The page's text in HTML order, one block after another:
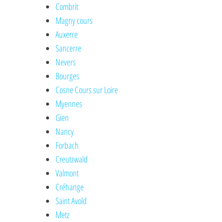
Combrit
Magny cours
Auxerre
Sancerre
Nevers
Bourges
Cosne Cours sur Loire
Myennes
Gien
Nancy
Forbach
Creutzwald
Valmont
Créhange
Saint Avold
Metz